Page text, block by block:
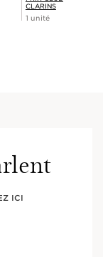
CLARINS
1 unité
ICI